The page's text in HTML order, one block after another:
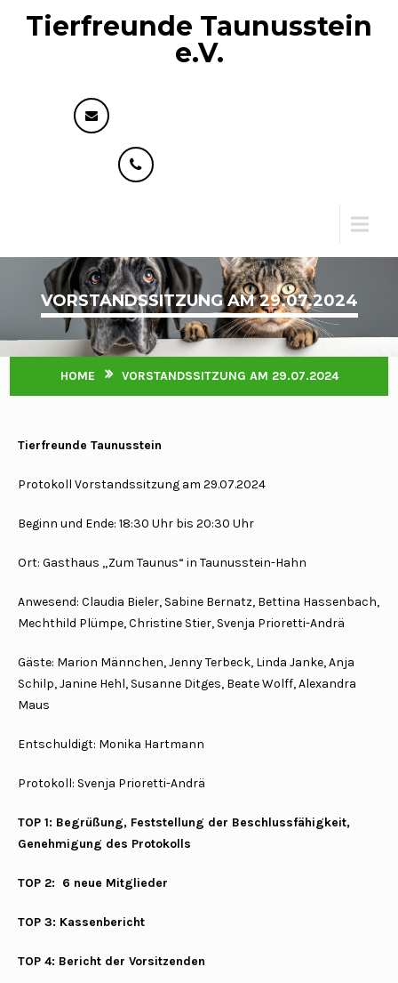
Tierfreunde Taunusstein
e.V.
VORSTANDSSITZUNG AM 29.07.2024
HOME VORSTANDSSITZUNG AM 29.07.2024
Tierfreunde Taunusstein
Protokoll Vorstandssitzung am 29.07.2024
Beginn und Ende: 18:30 Uhr bis 20:30 Uhr
Ort: Gasthaus „Zum Taunus“ in Taunusstein-Hahn
Anwesend: Claudia Bieler, Sabine Bernatz, Bettina Hassenbach,
Mechthild Plümpe, Christine Stier, Svenja Prioretti-Andrä
Gäste: Marion Männchen, Jenny Terbeck, Linda Janke, Anja
Schilp, Janine Hehl, Susanne Ditges, Beate Wolff, Alexandra
Maus
Entschuldigt: Monika Hartmann
Protokoll: Svenja Prioretti-Andrä
TOP 1: Begrüßung, Feststellung der Beschlussfähigkeit,
Genehmigung des Protokolls
TOP 2: 6 neue Mitglieder
TOP 3: Kassenbericht
TOP 4: Bericht der Vorsitzenden